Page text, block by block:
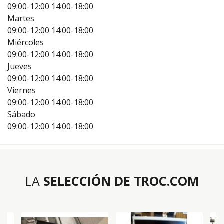
09:00-12:00 14:00-18:00
Martes
09:00-12:00 14:00-18:00
Miércoles
09:00-12:00 14:00-18:00
Jueves
09:00-12:00 14:00-18:00
Viernes
09:00-12:00 14:00-18:00
Sábado
09:00-12:00 14:00-18:00
LA SELECCIÓN DE TROC.COM